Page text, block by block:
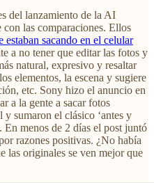
del lanzamiento de la AI
las comparaciones. Ellos
sacando en el celular
a no tener que editar las fotos y
natural, expresivo y resaltar
elementos, la escena y sugiere
etc. Sony hizo el anuncio en
a la gente a sacar fotos
y sumaron el clásico ‘antes y
En menos de 2 días el post juntó
razones positivas. ¿No había
las originales se ven mejor que